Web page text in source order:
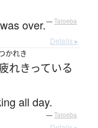
over.— Tatoeba
Details ▸
かれき
れきっている
all day.
— Tatoeba